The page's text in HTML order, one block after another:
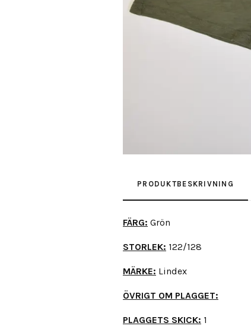
PRODUKTBESKRIVNING
FÄRG: Grön
STORLEK: 122/128
MÄRKE: Lindex
ÖVRIGT OM PLAGGET:
PLAGGETS SKICK: 1